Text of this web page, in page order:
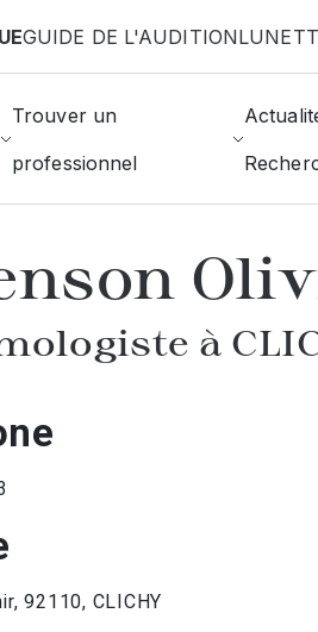
GUIDE DE L'AUDITION
Trouver un
professionnel
des ophtalmologistes Clichy
à
92110, CLICHY